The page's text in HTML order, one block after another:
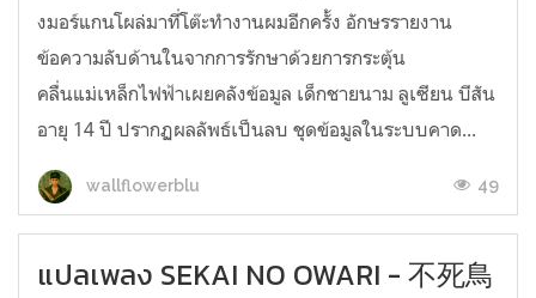
งมอร์แกนโผล่มาที่โต๊ะทำงานผมอีกครั้ง อักษรรายงาน
ข้อความลับด้านในจากการรักษาด้วยการกระตุ้น
คลื่นแม่เหล็กไฟฟ้าเผยคลังข้อมูล เด็กชายนาม ลูเซียน บีสัน
อายุ 14 ปี ปรากฏผลลัพธ์เป็นลบ ชุดข้อมูลในระบบคาด...
wallflowerblu 49
แปลเพลง SEKAI NO OWARI - 不死鳥